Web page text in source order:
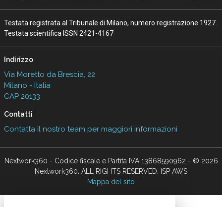
Testata registrata al Tribunale di Milano, numero registrazione 1927.
Testata scientifica ISSN 2421-4167
Indirizzo
Via Moretto da Brescia, 22
Milano - Italia
CAP 20133
Contatti
Contatta il nostro team per maggiori informazioni
Nextwork360 - Codice fiscale e Partita IVA 13868590962 - © 2026
Nextwork360. ALL RIGHTS RESERVED. ISP AWS
Mappa del sito